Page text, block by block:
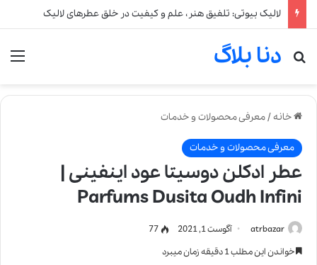
لالیک بیوتی: تلفیق هنر، علم و کیفیت در خلق عطرهای لالیک
دنا بلاگ
جستجو برای
خانه/معرفی محصولات و خدمات
معرفی محصولات و خدمات
عطر ادکلن دوسیتا عود اینفینی |
Parfums Dusita Oudh Infini
atrbazar آگوست 1, 2021
77
خواندن این مطلب 1 دقیقه زمان میبرد